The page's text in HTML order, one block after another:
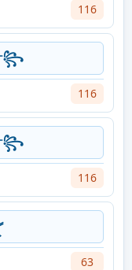
116
116
116
63